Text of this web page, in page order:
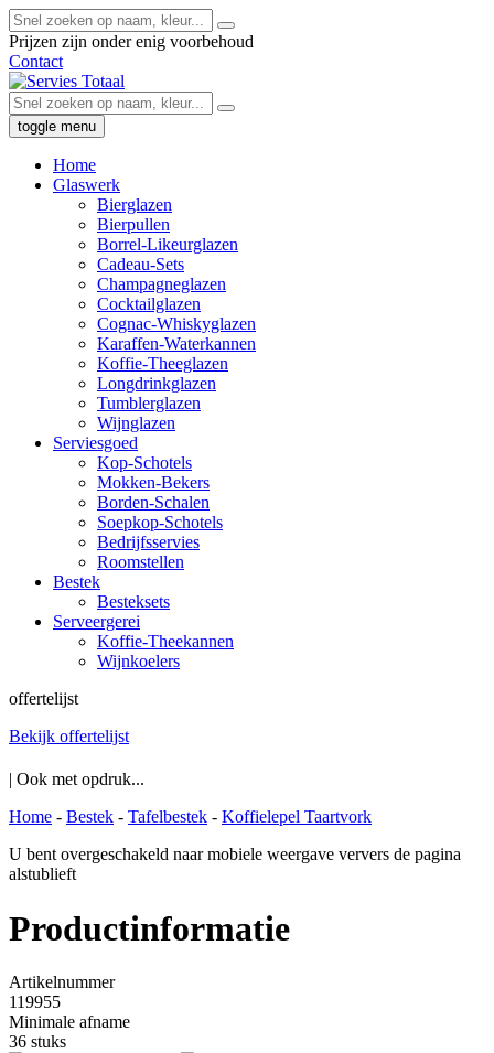
Prijzen zijn onder enig voorbehoud
Contact
toggle menu
Home
Glaswerk
Bierglazen
Bierpullen
Borrel-Likeurglazen
Cadeau-Sets
Champagneglazen
Cocktailglazen
Cognac-Whiskyglazen
Karaffen-Waterkannen
Koffie-Theeglazen
Longdrinkglazen
Tumblerglazen
Wijnglazen
Serviesgoed
Kop-Schotels
Mokken-Bekers
Borden-Schalen
Soepkop-Schotels
Bedrijfsservies
Roomstellen
Bestek
Besteksets
Serveergerei
Koffie-Theekannen
Wijnkoelers
offertelijst
Bekijk offertelijst
| Ook met opdruk...
Home - Bestek - Tafelbestek - Koffielepel Taartvork
U bent overgeschakeld naar mobiele weergave ververs de pagina
alstublieft
Productinformatie
Artikelnummer
119955
Minimale afname
36 stuks